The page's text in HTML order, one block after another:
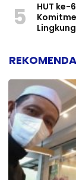
5
HUT ke-